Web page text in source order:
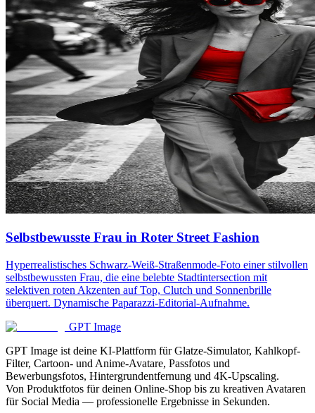
Selbstbewusste Frau in Roter Street Fashion
Hyperrealistisches Schwarz-Weiß-Straßenmode-Foto einer stilvollen
selbstbewussten Frau, die eine belebte Stadtintersection mit
selektiven roten Akzenten auf Top, Clutch und Sonnenbrille
überquert. Dynamische Paparazzi-Editorial-Aufnahme.
GPT Image
GPT Image ist deine KI-Plattform für Glatze-Simulator, Kahlkopf-
Filter, Cartoon- und Anime-Avatare, Passfotos und
Bewerbungsfotos, Hintergrundentfernung und 4K-Upscaling.
Von Produktfotos für deinen Online-Shop bis zu kreativen Avataren
für Social Media — professionelle Ergebnisse in Sekunden.